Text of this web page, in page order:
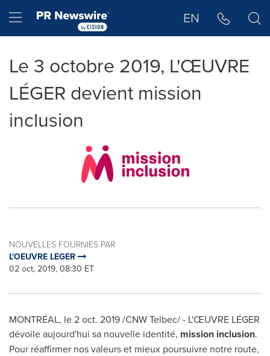
Hamburger menu EN
Le 3 octobre 2019, L'ŒUVRE
LÉGER devient mission
inclusion
NOUVELLES FOURNIES PAR
L'OEUVRE LEGER
02 oct, 2019, 08:30 ET
MONTRÉAL, le2 oct. 2019/CNW Telbec/ - L'ŒUVRE LÉGER
dévoile aujourd'hui sa nouvelle identité, mission inclusion.
Pour réaffirmer nos valeurs et mieux poursuivre notre route,